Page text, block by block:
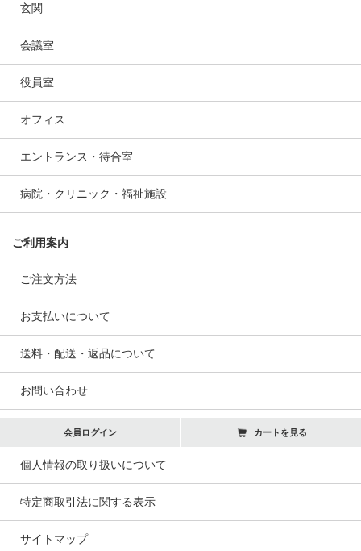
玄関
会議室
役員室
オフィス
エントランス・待合室
病院・クリニック・福祉施設
ご利用案内
ご注文方法
お支払いについて
送料・配送・返品について
お問い合わせ
会員ログイン カートを見る
個人情報の取り扱いについて
特定商取引法に関する表示
サイトマップ